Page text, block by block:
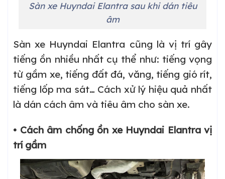
Sàn xe Huyndai Elantra sau khi dán tiêu
âm
Sàn xe Huyndai Elantra cũng là vị trí gây
tiếng ồn nhiều nhất cụ thể như: tiếng vọng
từ gầm xe, tiếng đất đá, văng, tiếng gió rít,
tiếng lốp ma sát… Cách xử lý hiệu quả nhất
là dán cách âm và tiêu âm cho sàn xe.
• Cách âm chống ồn xe Huyndai Elantra vị
trí gầm